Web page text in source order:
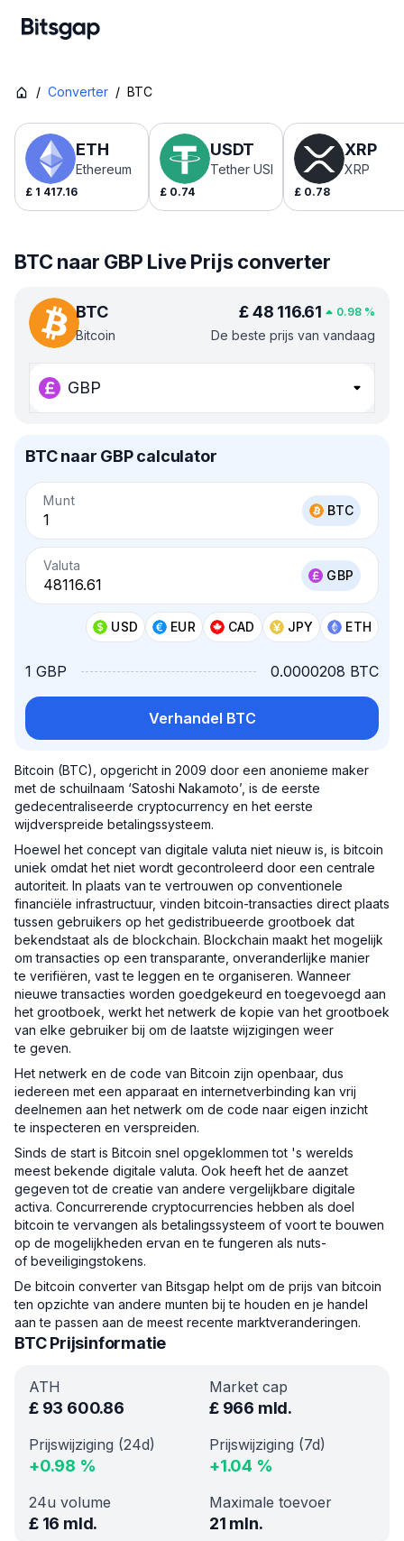
/ Converter / BTC
ETH
Ethereum
£ 1 417.16
USDT
Tether USDt
£ 0.74
XRP
XRP
£ 0.78
BTC naar GBP Live Prijs converter
BTC
Bitcoin
£48 116.61 0.98 %
De beste prijs van vandaag
GBP
BTC naar GBP calculator
Munt
BTC
Valuta
GBP
USD EUR CAD JPY ETH
1 GBP 0.0000208 BTC
Verhandel BTC
Bitcoin (BTC), opgericht in 2009 door een anonieme maker
met de schuilnaam ‘Satoshi Nakamoto’, is de eerste
gedecentraliseerde cryptocurrency en het eerste
wijdverspreide betalingssysteem.
Hoewel het concept van digitale valuta niet nieuw is, is bitcoin
uniek omdat het niet wordt gecontroleerd door een centrale
autoriteit. In plaats van te vertrouwen op conventionele
financiële infrastructuur, vinden bitcoin-transacties direct plaats
tussen gebruikers op het gedistribueerde grootboek dat
bekendstaat als de blockchain. Blockchain maakt het mogelijk
om transacties op een transparante, onveranderlijke manier
te verifiëren, vast te leggen en te organiseren. Wanneer
nieuwe transacties worden goedgekeurd en toegevoegd aan
het grootboek, werkt het netwerk de kopie van het grootboek
van elke gebruiker bij om de laatste wijzigingen weer
te geven.
Het netwerk en de code van Bitcoin zijn openbaar, dus
iedereen met een apparaat en internetverbinding kan vrij
deelnemen aan het netwerk om de code naar eigen inzicht
te inspecteren en verspreiden.
Sinds de start is Bitcoin snel opgeklommen tot 's werelds
meest bekende digitale valuta. Ook heeft het de aanzet
gegeven tot de creatie van andere vergelijkbare digitale
activa. Concurrerende cryptocurrencies hebben als doel
bitcoin te vervangen als betalingssysteem of voort te bouwen
op de mogelijkheden ervan en te fungeren als nuts-
of beveiligingstokens.
De bitcoin converter van Bitsgap helpt om de prijs van bitcoin
ten opzichte van andere munten bij te houden en je handel
aan te passen aan de meest recente marktveranderingen.
BTC Prijsinformatie
ATH
£ 93 600.86
Market cap
£ 966 mld.
Prijswijziging (24d)
+0.98 %
Prijswijziging (7d)
+1.04 %
24u volume
£ 16 mld.
Maximale toevoer
21 mln.